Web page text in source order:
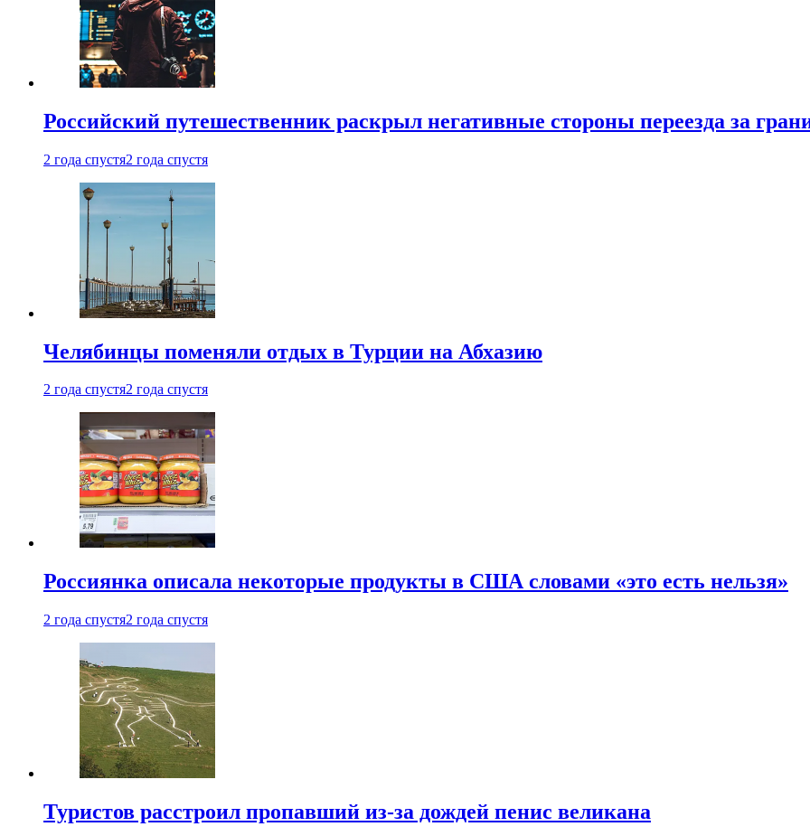
Российский путешественник раскрыл негативные стороны переезда за
2 года спустя2 года спустя
Челябинцы поменяли отдых в Турции на Абхазию
2 года спустя2 года спустя
Россиянка описала некоторые продукты в США словами «это есть нельзя»
2 года спустя2 года спустя
Туристов расстроил пропавший из-за дождей пенис великана